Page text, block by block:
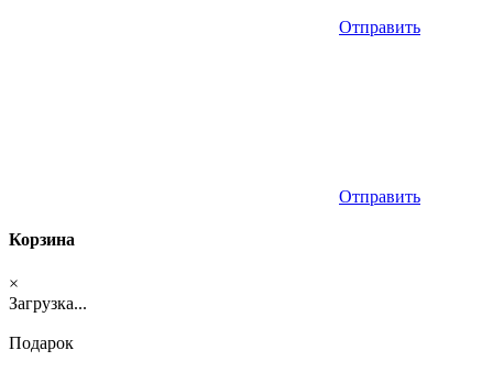
Отправить
Отправить
Корзина
×
Загрузка...
Подарок